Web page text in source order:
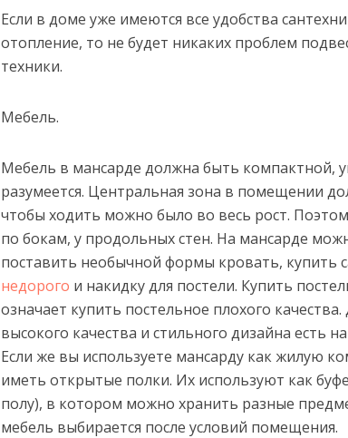
Если в доме уже имеются все удобства
отопление, то не будет никаких проблем
техники.
Мебель.
Мебель в мансарде должна быть компактной,
разумеется. Центральная зона в помещении
чтобы ходить можно было во весь рост.
по бокам, у продольных стен. На мансарде
поставить необычной формы кровать, купить
недорого и накидку для постели. Купить
означает купить постельное плохого
высокого качества и стильного дизайна есть
Если же вы используете мансарду как жилую
иметь открытые полки. Их используют как
полу), в котором можно хранить разные
мебель выбирается после условий помещения.